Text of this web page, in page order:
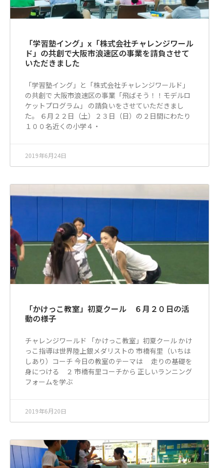
「学習塾イング」x「株式会社チャレンジワール
ド」の共創で大阪市浪速区の事業を請負させて
いただきました
「学習塾イング」と「株式会社チャレンジワールド」
の共創で 大阪市浪速区の事業「飛ばそう！！モデルロ
ケットプログラム」 の請負いをさせていただきまし
た。 ６月２２日（土）２３日（日）の２日間にわたり
１００名近くの小学４・
2019年6月24日
「かけっこ教室」初夏クール ６月２０日の活
動の様子
チャレンジワールド 「かけっこ教室」初夏クール かけ
っこ指導は世界陸上銀メダリストの 市橋有里（いちは
しあり）コーチ 今日の教室のテーマは 走りの基礎を
身につける ２ 市橋有里コーチから 正しいランニング
フォームを学ぶ
2019年6月20日